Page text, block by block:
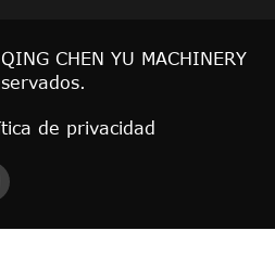
QING CHEN YU MACHINERY
de privacidad